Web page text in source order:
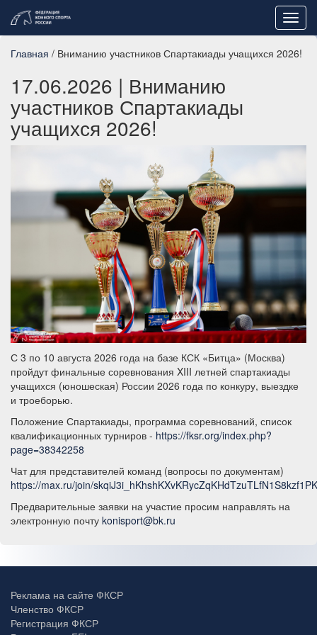
Главная / Вниманию участников Спартакиады учащихся 2026!
17.06.2026 | Вниманию
участников Спартакиады
учащихся 2026!
С 3 по 10 августа 2026 года на базе КСК «Битца» (Москва)
пройдут финальные соревнования XIII летней спартакиады
учащихся (юношеская) России 2026 года по конкуру, выездке
и троеборью.
Положение Спартакиады, программа соревнований, список
квалификационных турниров - https://fksr.org/index.php?
page=38342258
Чат для представителей команд (вопросы по документам)
https://max.ru/join/
Предварительные заявки на участие просим направлять на
электронную почту konisport@bk.ru
Реклама на сайте ФКСР
Членство ФКСР
Регистрация ФКСР